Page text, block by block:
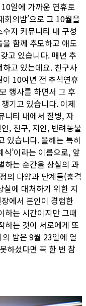
일에 가까운 연휴로
회의밤’으로 그 10월을
자 커뮤니티 내 구성
함께 추모하고 애도
고 있습니다. 매년 추
고 있는데요. 친구사
10여년 전 추석연휴
행사를 하면서 그 후
기고 있습니다. 이제
니티 내에서 질병, 자
, 친구, 지인, 반려동물
있습니다. 올해는 특히
’이라는 이름으로, 앞
하는 순간을 상실의 과
의 다양과 단계들(충격
에 대처하기 위한 지
에서 본인이 경험한
하는 시간이지만 그때
하는 것이 서로에게 또
밤은 9월 23일에 열
하셨다면 꼭 한 번 참